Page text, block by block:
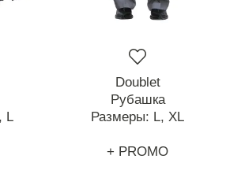
L
Doublet
Рубашка
Размеры: L, XL
+ PROMO